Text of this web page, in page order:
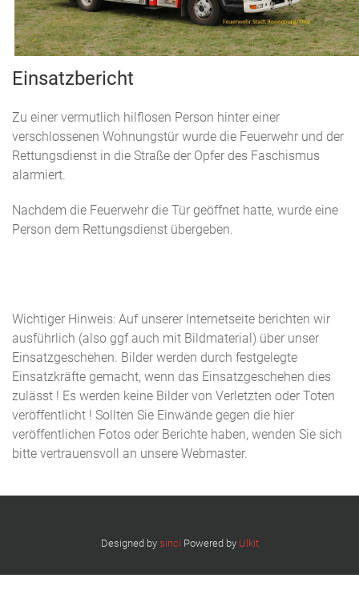
Einsatzbericht
Zu einer vermutlich hilflosen Person hinter einer
verschlossenen Wohnungstür wurde die Feuerwehr und der
Rettungsdienst in die Straße der Opfer des Faschismus
alarmiert.
Nachdem die Feuerwehr die Tür geöffnet hatte, wurde eine
Person dem Rettungsdienst übergeben.
Wichtiger Hinweis: Auf unserer Internetseite berichten wir
ausführlich (also ggf auch mit Bildmaterial) über unser
Einsatzgeschehen. Bilder werden durch festgelegte
Einsatzkräfte gemacht, wenn das Einsatzgeschehen dies
zulässt ! Es werden keine Bilder von Verletzten oder Toten
veröffentlicht ! Sollten Sie Einwände gegen die hier
veröffentlichen Fotos oder Berichte haben, wenden Sie sich
bitte vertrauensvoll an unsere Webmaster.
Designed by sinci Powered by Ulkit